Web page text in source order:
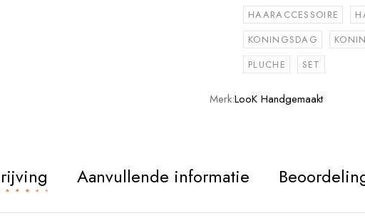
HAARACCESSOIRE
KONINGSDAG
PLUCHE
SET
Merk:LooK Handgemaakt
Aanvullende informatie